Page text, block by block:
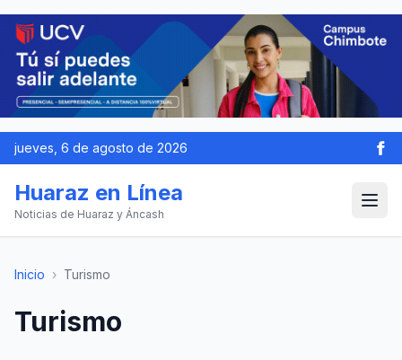
jueves, 6 de agosto de 2026
Huaraz en Línea
Noticias de Huaraz y Áncash
Inicio › Turismo
Turismo